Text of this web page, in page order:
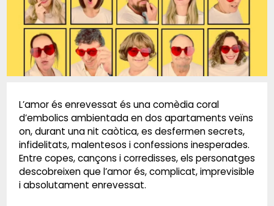
L’amor és enrevessat és una comèdia coral
d’embolics ambientada en dos apartaments veïns
on, durant una nit caòtica, es desfermen secrets,
infidelitats, malentesos i confessions inesperades.
Entre copes, cançons i corredisses, els personatges
descobreixen que l’amor és, complicat, imprevisible
i absolutament enrevessat.